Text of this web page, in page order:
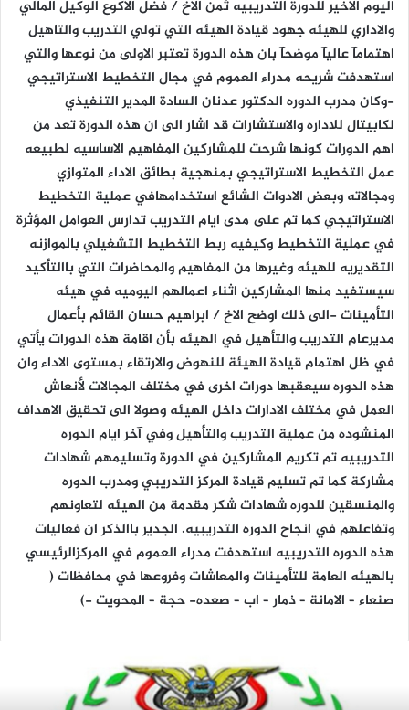
اليوم الاخير للدورة التدريبيه ثمن الاخ / فضل الاكوع الوكيل المالي
والاداري للهيئه جهود قيادة الهيئه التي تولي التدريب والتاهيل
اهتمامآ عاليآ موضحآ بان هذه الدورة تعتبر الاولى من نوعها والتي
استهدفت شريحه مدراء العموم في مجال التخطيط الاستراتيجي
-وكان مدرب الدوره الدكتور عدنان السادة المدير التنفيذي
لكابيتال للاداره والاستشارات قد اشار الى ان هذه الدورة تعد من
اهم الدورات كونها شرحت للمشاركين المفاهيم الاساسيه لطبيعه
عمل التخطيط الاستراتيجي بمنهجية بطائق الاداء المتوازي
ومجالاته وبعض الادوات الشائع استخدامهافي عملية التخطيط
الاستراتيجي كما تم على مدى ايام التدريب تدارس العوامل المؤثرة
في عملية التخطيط وكيفيه ربط التخطيط التشغيلي بالموازنه
التقديريه للهيئه وغيرها من المفاهيم والمحاضرات التي باالتأكيد
سيستفيد منها المشاركين اثناء اعمالهم اليوميه في هيئه
التأمينات -الى ذلك اوضح الاخ / ابراهيم حسان القائم بأعمال
مديرعام التدريب والتأهيل في الهيئه بأن اقامة هذه الدورات يأتي
في ظل اهتمام قيادة الهيئة للنهوض والارتقاء بمستوى الاداء وان
هذه الدوره سيعقبها دورات اخرى في مختلف المجالات لأنعاش
العمل في مختلف الادارات داخل الهيئه وصولا الى تحقيق الاهداف
المنشوده من عملية التدريب والتأهيل وفي آخر ايام الدوره
التدريبيه تم تكريم المشاركين في الدورة وتسليمهم شهادات
مشاركة كما تم تسليم قيادة المركز التدريبي ومدرب الدوره
والمنسقين للدوره شهادات شكر مقدمة من الهيئه لتعاونهم
وتفاعلهم في انجاح الدوره التدريبيه. الجدير باالذكر ان فعاليات
هذه الدوره التدريبيه استهدفت مدراء العموم في المركزالرئيسي
بالهيئه العامة للتأمينات والمعاشات وفروعها في محافظات (
صنعاء – الامانة – ذمار – اب – صعده- حجة – المحويت -)